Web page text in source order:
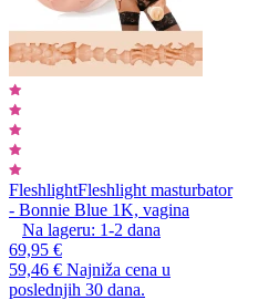
FleshlightFleshlight masturbator
- Bonnie Blue 1K, vagina
Na lageru: 1-2 dana
69,95 €
59,46 € Najniža cena u
poslednjih 30 dana.